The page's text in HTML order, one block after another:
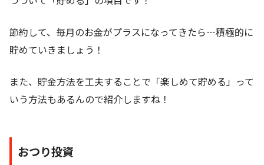
節約して、毎月のお金がプラスになってきたら…積極的に
貯めていきましょう！
また、貯金方法を工夫することで「楽しめて貯める」って
いう方法もあるんので紹介しますね！
おつり投資